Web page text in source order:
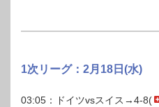
1次リーグ：2月18日(水)
03:05：ドイツvsスイス→4-8(